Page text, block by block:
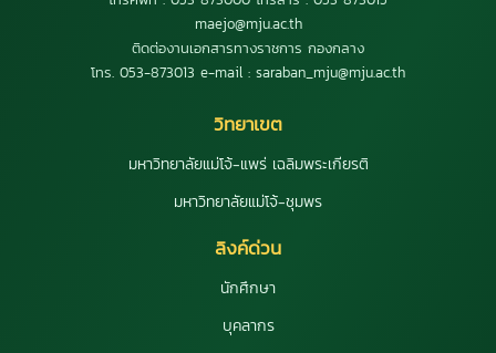
maejo@mju.ac.th
ติดต่องานเอกสารทางราชการ กองกลาง
โทร. 053-873013 e-mail : saraban_mju@mju.ac.th
วิทยาเขต
มหาวิทยาลัยแม่โจ้-แพร่ เฉลิมพระเกียรติ
มหาวิทยาลัยแม่โจ้-ชุมพร
ลิงค์ด่วน
นักศึกษา
บุคลากร